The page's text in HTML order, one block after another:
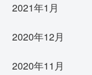
2021年1月
2020年12月
2020年11月